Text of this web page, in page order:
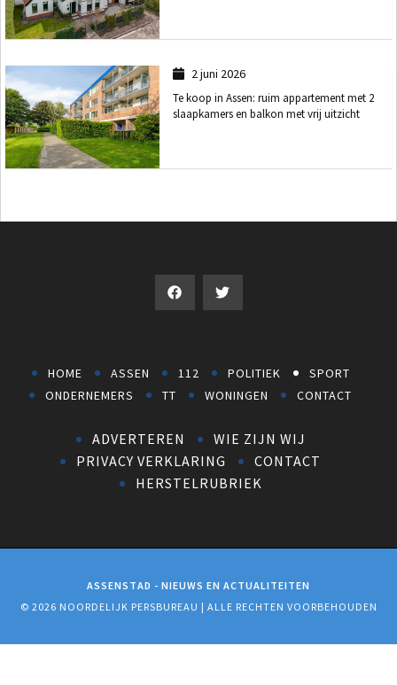
2 juni 2026
Te koop in Assen: ruim appartement met 2
slaapkamers en balkon met vrij uitzicht
HOME ASSEN 112 POLITIEK
SPORT
ONDERNEMERS
TT WONINGEN CONTACT
ADVERTEREN
WIE ZIJN WIJ
PRIVACY VERKLARING
CONTACT
HERSTELRUBRIEK
ASSENSTAD - NIEUWS EN ACTUALITEITEN
© 2026 NOORDELIJK PERSBUREAU | ALLE RECHTEN VOORBEHOUDEN